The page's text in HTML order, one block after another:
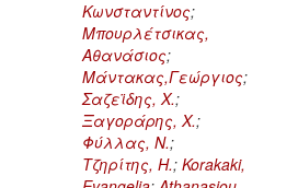
Κωνσταντίνος;
Μπουρλέτσικας,
Αθανάσιος;
Μάντακας,Γεώργιος;
Σαζεϊδης, Χ.;
Ξαγοράρης, Χ.;
Φύλλας, Ν.;
Τζηρίτης, Η.; Korakaki,